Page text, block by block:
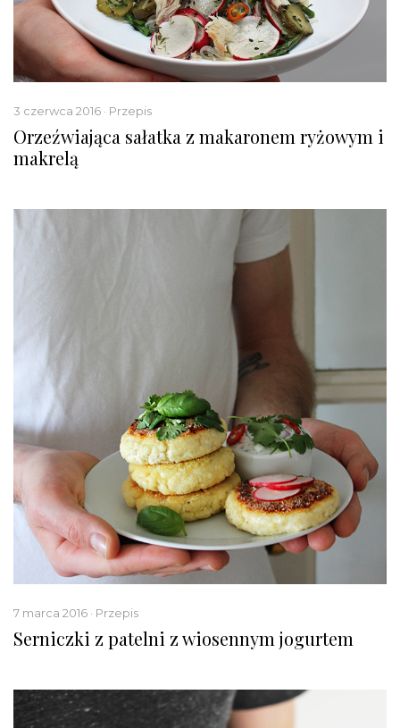
3 czerwca 2016 · Przepis
Orzeźwiająca sałatka z makaronem ryżowym i
makrelą
7 marca 2016 · Przepis
Serniczki z patelni z wiosennym jogurtem